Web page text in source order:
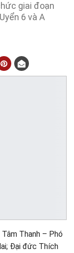
giai đoạn
6 và A
Thanh – Phó
Đại đức Thích